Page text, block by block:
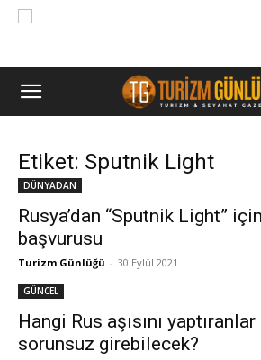
Etiket: Sputnik Light
DÜNYADAN
Rusya’dan “Sputnik Light”
başvurusu
Turizm Günlüğü - 30 Eylül 2021
GÜNCEL
Hangi Rus aşısını yaptıranlar
sorunsuz girebilecek?